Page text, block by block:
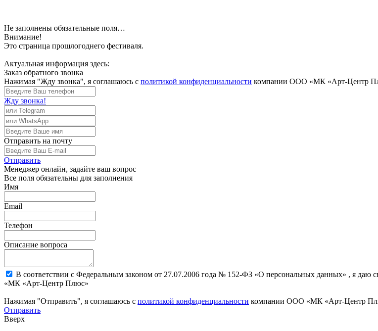
Не заполнены обязательные поля…
Внимание!
Это страница прошлогоднего фестиваля.
Актуальная информация здесь:
Заказ обратного звонка
Нажимая "Жду звонка", я соглашаюсь с политикой конфиденциальности компании ООО «МК «Арт-Центр
Жду звонка!
Отправить на почту
Отправить
Менеджер онлайн, задайте ваш вопрос
Все поля обязательны для заполнения
Имя
Email
Телефон
Описание вопроса
В соответствии с Федеральным законом от 27.07.2006 года № 152-ФЗ «О персональных данных» , я даю
«МК «Арт-Центр Плюс»
Нажимая "Отправить", я соглашаюсь с политикой конфиденциальности компании ООО «МК «Арт-Центр
Отправить
Вверх